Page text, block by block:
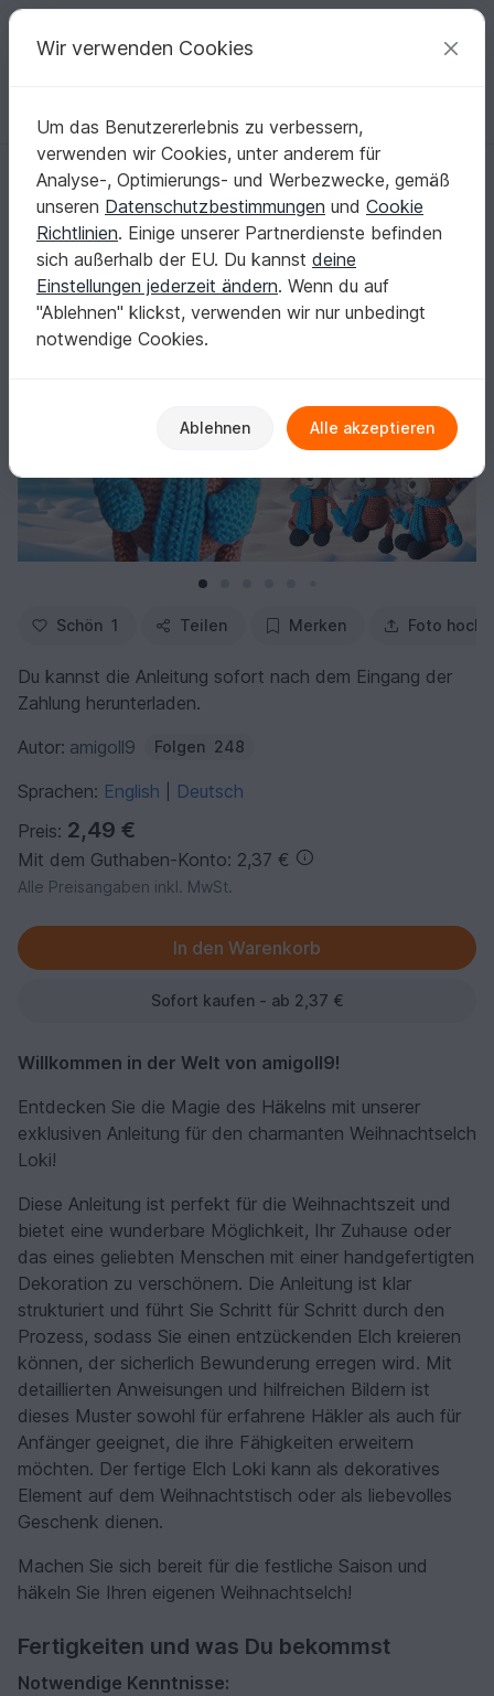
Deine kreativen Ideen
Deutsch | € (EUR) einloggen Kostenlos registrieren
Startseite Häkeln Festlichkeiten Weihnachten
Häkelanleitung: Weihnachtselch Loki
Häkelanleitung: Weihnachtselch Loki
Schön 1 Teilen Merken Foto
Du kannst die Anleitung sofort nach dem Eingang der
Zahlung herunterladen.
Autor: amigoll9 Folgen 248
Sprachen: English
Deutsch
Preis: 2,49 €
Mit dem Guthaben-Konto: 2,37 €
Alle Preisangaben inkl. MwSt.
Sofort kaufen - ab 2,37 €
Willkommen in der Welt von amigoll9!
Entdecken Sie die Magie des Häkelns mit unserer
exklusiven Anleitung für den charmanten Weihnachtselch
Loki!
Diese Anleitung ist perfekt für die Weihnachtszeit und
bietet eine wunderbare Möglichkeit, Ihr Zuhause oder
das eines geliebten Menschen mit einer handgefertigten
Dekoration zu verschönern. Die Anleitung ist klar
strukturiert und führt Sie Schritt für Schritt durch den
Prozess, sodass Sie einen entzückenden Elch kreieren
können, der sicherlich Bewunderung erregen wird. Mit
detaillierten Anweisungen und hilfreichen Bildern ist
dieses Muster sowohl für erfahrene Häkler als auch für
Anfänger geeignet, die ihre Fähigkeiten erweitern
möchten. Der fertige Elch Loki kann als dekoratives
Element auf dem Weihnachtstisch oder als liebevolles
Geschenk dienen.
Machen Sie sich bereit für die festliche Saison und
häkeln Sie Ihren eigenen Weihnachtselch!
Fertigkeiten und was Du bekommst
Notwendige Kenntnisse:
Wir verwenden Cookies
Um das Benutzererlebnis zu verbessern,
verwenden wir Cookies, unter anderem für
Analyse-, Optimierungs- und Werbezwecke, gemäß
unseren Datenschutzbestimmungen und Cookie
Richtlinien. Einige unserer Partnerdienste befinden
sich außerhalb der EU. Du kannst deine
Einstellungen jederzeit ändern. Wenn du auf
"Ablehnen" klickst, verwenden wir nur unbedingt
notwendige Cookies.
Ablehnen Alle akzeptieren